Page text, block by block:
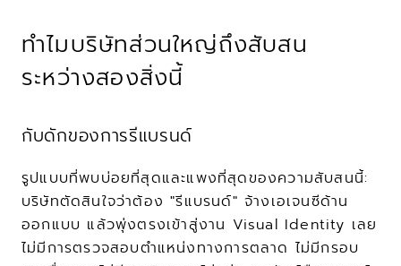
ทำไมบริษัทส่วนใหญ่ถึงสับสน
ระหว่างสองสิ่งนี้
กับดักของการรีแบรนด์
รูปแบบที่พบบ่อยที่สุดและแพงที่สุดของความสับสนนี้:
บริษัทตัดสินใจว่าต้อง "รีแบรนด์" จ้างเอเจนซีด้าน
ออกแบบ แล้วพุ่งตรงเข้าสู่งาน Visual Identity เลย
ไม่มีการตรวจสอบตำแหน่งทางการตลาด ไม่มีกรอบ